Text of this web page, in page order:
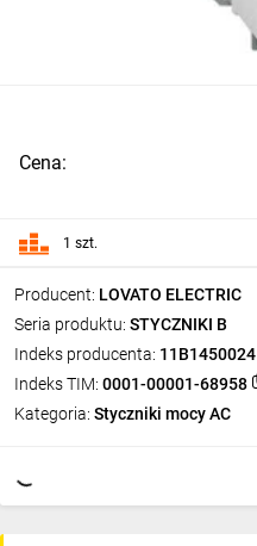
Producent: LOVATO ELECTRIC
Seria produktu: STYCZNIKI B
Indeks producenta: 11B1450024
Indeks TIM: 0001-00001-68958
Kategoria: Styczniki mocy AC
Cena:
1 szt.